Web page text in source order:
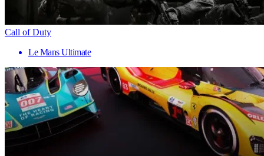
Call of Duty
Le Mans Ultimate